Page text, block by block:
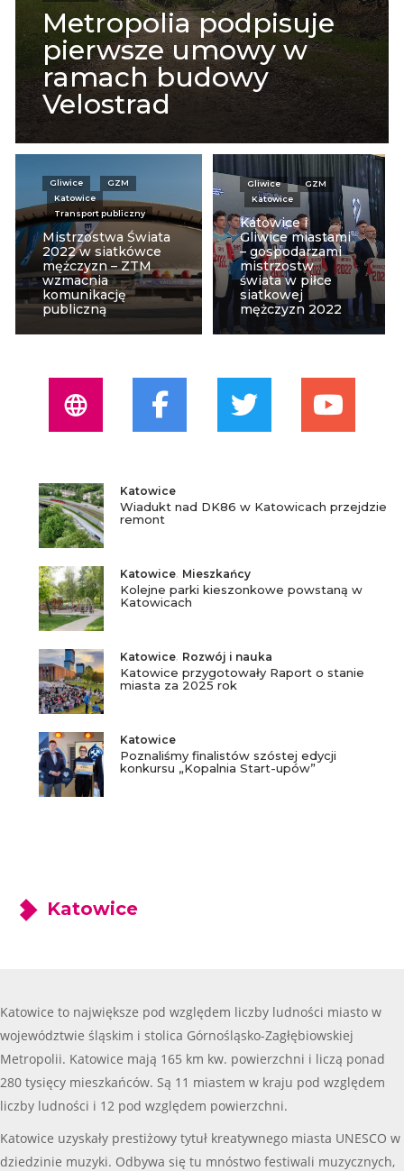
Metropolia podpisuje
pierwsze umowy w
ramach budowy
Velostrad
Gliwice
GZM
Katowice
Transport publiczny
Mistrzostwa Świata
2022 w siatkówce
mężczyzn – ZTM
wzmacnia
komunikację
publiczną
Gliwice
GZM
Katowice
Katowice i
Gliwice miastami
– gospodarzami
mistrzostw
świata w piłce
siatkowej
mężczyzn 2022
Katowice
Wiadukt nad DK86 w Katowicach przejdzie
remont
Katowice Mieszkańcy
Kolejne parki kieszonkowe powstaną w
Katowicach
Katowice Rozwój i nauka
Katowice przygotowały Raport o stanie
miasta za 2025 rok
Katowice
Poznaliśmy finalistów szóstej edycji
konkursu „Kopalnia Start-upów”
Katowice
Katowice to największe pod względem liczby ludności miasto w
województwie śląskim i stolica Górnośląsko-Zagłębiowskiej
Metropolii. Katowice mają 165 km kw. powierzchni i liczą ponad
280 tysięcy mieszkańców. Są 11 miastem w kraju pod względem
liczby ludności i 12 pod względem powierzchni.
Katowice uzyskały prestiżowy tytuł kreatywnego miasta UNESCO w
dziedzinie muzyki. Odbywa się tu mnóstwo festiwali muzycznych,